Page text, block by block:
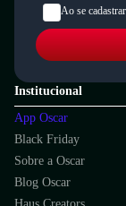
Ao se
Institucional
App Oscar
Black Friday
Sobre a Oscar
Blog Oscar